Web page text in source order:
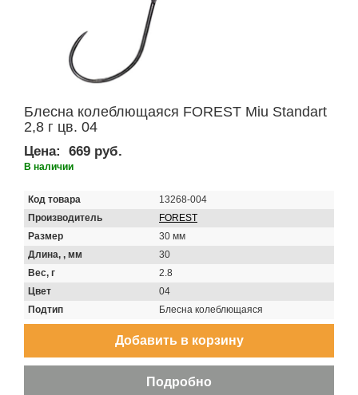
Блесна колеблющаяся FOREST Miu Standart
2,8 г цв. 04
Цена: 669 руб.
В наличии
Код товара
13268-004
Производитель
FOREST
Размер
30 мм
Длина, , мм
30
Вес, г
2.8
Цвет
04
Подтип
Блесна колеблющаяся